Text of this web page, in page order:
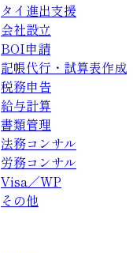
タイ進出支援
会社設立
BOI申請
記帳代行・試算表作成
税務申告
給与計算
書類管理
法務コンサル
労務コンサル
Visa／WP
その他